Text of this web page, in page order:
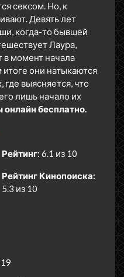
сексом. Но, к
Девять лет
когда-то бывшей
Лаура,
в момент начала
они натыкаются
выясняется, что
лишь начало их
бесплатно.
Рейтинг: 6.1 из 10
Рейтинг Кинопоиска:
5.3 из 10